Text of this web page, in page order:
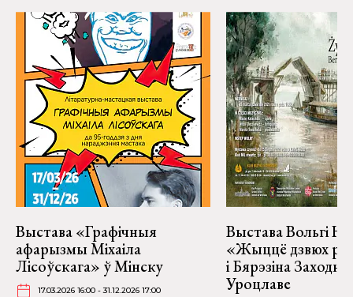
Выстава «Графічныя
афарызмы Міхаіла
Лісоўскага» ў Мінску
17.03.2026 16:00 - 31.12.2026 17:00
Выстава Вольгі
«Жыццё дзвюх
і Бярэзіна
Уроцлаве